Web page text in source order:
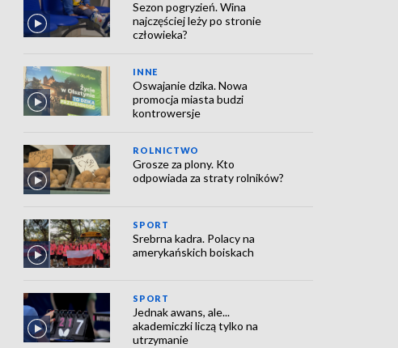
Sezon pogryzień. Wina
najczęściej leży po stronie
człowieka?
INNE
Oswajanie dzika. Nowa
promocja miasta budzi
kontrowersje
ROLNICTWO
Grosze za plony. Kto
odpowiada za straty rolników?
SPORT
Srebrna kadra. Polacy na
amerykańskich boiskach
SPORT
Jednak awans, ale...
akademiczki liczą tylko na
utrzymanie